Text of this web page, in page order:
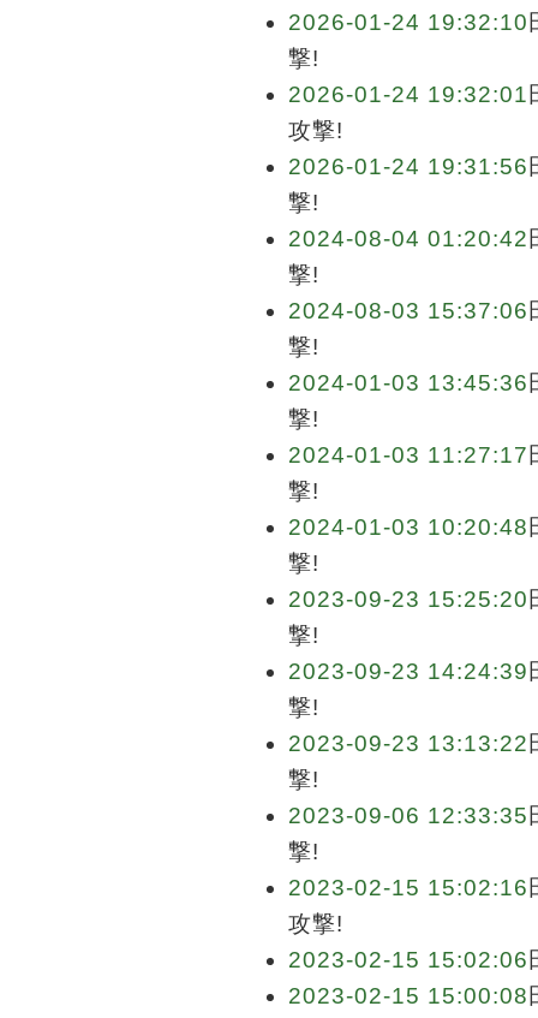
2026-01-24 19:32:10
撃!
2026-01-24 19:32:01
攻撃!
2026-01-24 19:31:56
撃!
2024-08-04 01:20:42
撃!
2024-08-03 15:37:06
撃!
2024-01-03 13:45:36
撃!
2024-01-03 11:27:17
撃!
2024-01-03 10:20:48
撃!
2023-09-23 15:25:20
撃!
2023-09-23 14:24:39
撃!
2023-09-23 13:13:22
撃!
2023-09-06 12:33:35
撃!
2023-02-15 15:02:16
攻撃!
2023-02-15 15:02:06
2023-02-15 15:00:08